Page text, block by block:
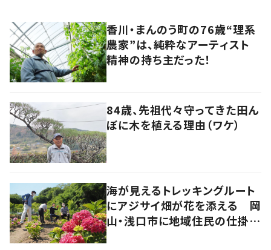
香川・まんのう町の76歳“理系
農家”は、純粋なアーティスト
精神の持ち主だった！
84歳、先祖代々守ってきた田ん
ぼに木を植える理由（ワケ）
海が見えるトレッキングルート
にアジサイ畑が花を添える 岡
山・浅口市に地域住民の仕掛け